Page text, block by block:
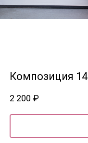
Композиция 14
2 200 ₽